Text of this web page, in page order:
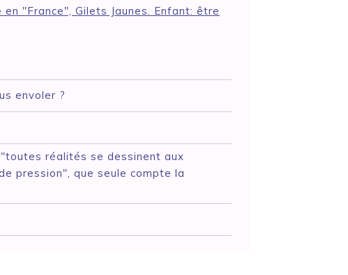
"France", Gilets Jaunes. Enfant: être
envoler ?
réalités se dessinent aux
pression", que seule compte la